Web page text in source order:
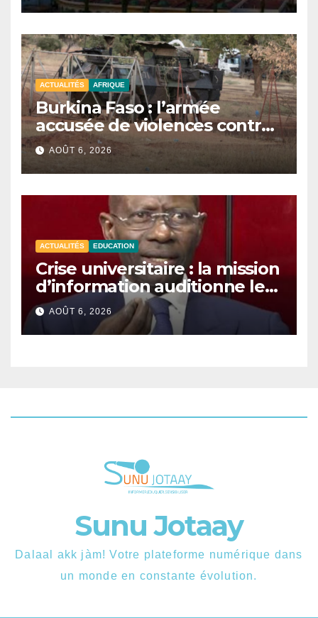
ACTUALITÉS AFRIQUE
Burkina Faso : l’armée
accusée de violences contre
des civils après une attaque
jihadiste.
AOÛT 6, 2026
ACTUALITÉS EDUCATION
Crise universitaire : la mission
d’information auditionne le
ministre Boubacar Camara.
AOÛT 6, 2026
Sunu Jotaay
Dalaal akk jàm! Votre plateforme numérique dans
un monde en constante évolution.